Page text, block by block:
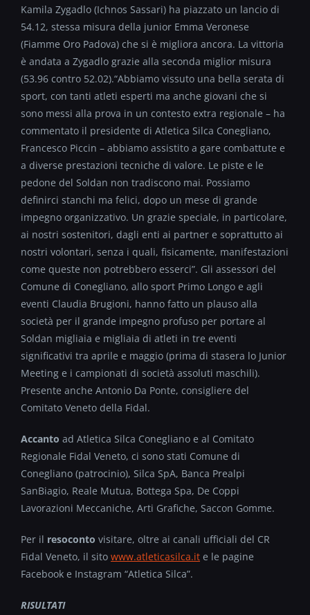
Kamila Zygadlo (Ichnos Sassari) ha piazzato un lancio di
54.12, stessa misura della junior Emma Veronese
(Fiamme Oro Padova) che si è migliora ancora. La vittoria
è andata a Zygadlo grazie alla seconda miglior misura
(53.96 contro 52.02).“Abbiamo vissuto una bella serata di
sport, con tanti atleti esperti ma anche giovani che si
sono messi alla prova in un contesto extra regionale – ha
commentato il presidente di Atletica Silca Conegliano,
Francesco Piccin – abbiamo assistito a gare combattute e
a diverse prestazioni tecniche di valore. Le piste e le
pedone del Soldan non tradiscono mai. Possiamo
definirci stanchi ma felici, dopo un mese di grande
impegno organizzativo. Un grazie speciale, in particolare,
ai nostri sostenitori, dagli enti ai partner e soprattutto ai
nostri volontari, senza i quali, fisicamente, manifestazioni
come queste non potrebbero esserci”. Gli assessori del
Comune di Conegliano, allo sport Primo Longo e agli
eventi Claudia Brugioni, hanno fatto un plauso alla
società per il grande impegno profuso per portare al
Soldan migliaia e migliaia di atleti in tre eventi
significativi tra aprile e maggio (prima di stasera lo Junior
Meeting e i campionati di società assoluti maschili).
Presente anche Antonio Da Ponte, consigliere del
Comitato Veneto della Fidal.
Accanto ad Atletica Silca Conegliano e al Comitato
Regionale Fidal Veneto, ci sono stati Comune di
Conegliano (patrocinio), Silca SpA, Banca Prealpi
SanBiagio, Reale Mutua, Bottega Spa, De Coppi
Lavorazioni Meccaniche, Arti Grafiche, Saccon Gomme.
Per il resoconto visitare, oltre ai canali ufficiali del CR
Fidal Veneto, il sito www.atleticasilca.it e le pagine
Facebook e Instagram “Atletica Silca”.
RISULTATI